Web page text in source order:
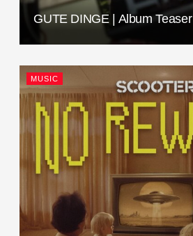
GUTE DINGE | Album Teaser
MUSIC